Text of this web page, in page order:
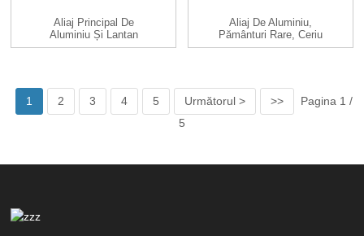
Aliaj Principal De
Aluminiu Și Lantan
AlLa10 20 25 30...
Aliaj De Aluminiu,
Pământuri Rare, Ceriu
AlCe10 AlCe20 ...
1 2 3 4 5 Următorul > >>
Pagina 1 /
5